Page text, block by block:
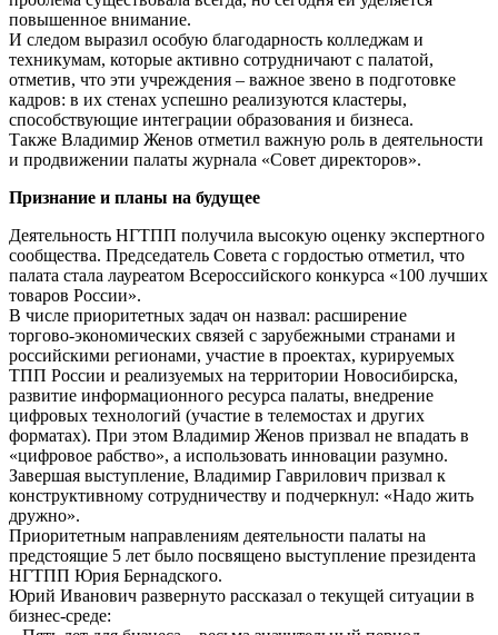
повышенное внимание.
И следом выразил особую благодарность колледжам и
техникумам, которые активно сотрудничают с палатой,
отметив, что эти учреждения – важное звено в подготовке
кадров: в их стенах успешно реализуются кластеры,
способствующие интеграции образования и бизнеса.
Также Владимир Женов отметил важную роль в деятельности
и продвижении палаты журнала «Совет директоров».
Признание и планы на будущее
Деятельность НГТПП получила высокую оценку экспертного
сообщества. Председатель Совета с гордостью отметил, что
палата стала лауреатом Всероссийского конкурса «100 лучших
товаров России».
В числе приоритетных задач он назвал: расширение
торгово‑экономических связей с зарубежными странами и
российскими регионами, участие в проектах, курируемых
ТПП России и реализуемых на территории Новосибирска,
развитие информационного ресурса палаты, внедрение
цифровых технологий (участие в телемостах и других
форматах). При этом Владимир Женов призвал не впадать в
«цифровое рабство», а использовать инновации разумно.
Завершая выступление, Владимир Гаврилович призвал к
конструктивному сотрудничеству и подчеркнул: «Надо жить
дружно».
Приоритетным направлениям деятельности палаты на
предстоящие 5 лет было посвящено выступление президента
НГТПП Юрия Бернадского.
Юрий Иванович развернуто рассказал о текущей ситуации в
бизнес‑среде: